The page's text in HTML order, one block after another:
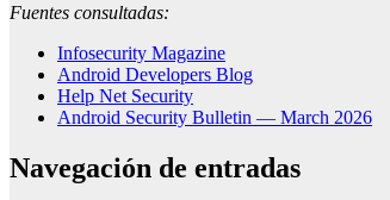
Fuentes consultadas:
Infosecurity Magazine
Android Developers Blog
Help Net Security
Android Security Bulletin — March 2026
Navegación de entradas